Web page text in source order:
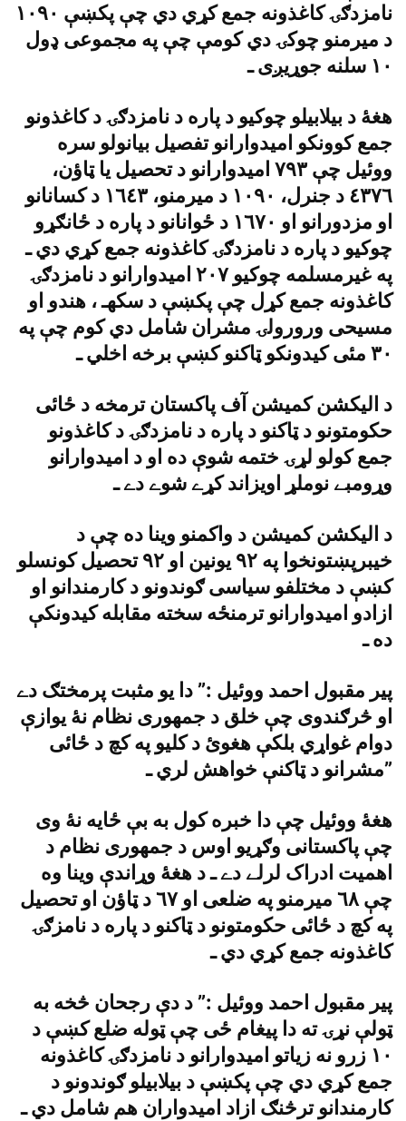
نامزدګۍ کاغذونه جمع کړي دي چې پکښې ١٠٩٠
د ميرمنو چوکۍ دي کومې چې په مجموعى ډول
١٠ سلنه جوړيږى ـ
هغۀ د بيلابيلو چوکيو د پاره د نامزدګۍ د کاغذونو
جمع کوونکو اميدوارانو تفصيل بيانولو سره
ووئيل چې ٧٩٣ اميدوارانو د تحصيل يا ټاؤن،
٤٣٧٦ د جنرل، ١٠٩٠ د ميرمنو، ١٦٤٣ د کسانانو
او مزدورانو او ١٦٧٠ د ځوانانو د پاره د ځانګړو
چوکيو د پاره د نامزدګۍ کاغذونه جمع کړي دي ـ
په غيرمسلمه چوکيو ٢٠٧ اميدوارانو د نامزدګۍ
کاغذونه جمع کړل چې پکښې د سکهـ ، هندو او
مسيحى ورورولۍ مشران شامل دي کوم چې په
٣٠ مئى کيدونکو ټاکنو کښې برخه اخلي ـ
د اليکشن کميشن آف پاکستان ترمخه د ځائى
حکومتونو د ټاکنو د پاره د نامزدګۍ د کاغذونو
جمع کولو لړۍ ختمه شوې ده او د اميدوارانو
وړومبے نوملړ اويزاند کړے شوے دے ـ
د اليکشن کميشن د واکمنو وينا ده چې د
خيبرپښتونخوا په ٩٢ يونين او ٩٢ تحصيل کونسلو
کښې د مختلفو سياسى ګوندونو د کارمندانو او
ازادو اميدوارانو ترمنځه سخته مقابله کيدونکې
ده ـ
پير مقبول احمد ووئيل :” دا يو مثبت پرمختګ دے
او څرګندوى چې خلق د جمهورى نظام نۀ يوازې
دوام غواړي بلکې هغوئ د کليو په کچ د ځائى
مشرانو د ټاکنې خواهش لري ـ”
هغۀ ووئيل چې دا خبره کول به بې ځايه نۀ وى
چې پاکستانى وګړيو اوس د جمهورى نظام د
اهميت ادراک لرلے دے ـ د هغۀ وړاندې وينا وه
چې ٦٨ ميرمنو په ضلعى او ٦٧ د ټاؤن او تحصيل
په کچ د ځائى حکومتونو د ټاکنو د پاره د نامزګۍ
کاغذونه جمع کړي دي ـ
پير مقبول احمد ووئيل :” د دې رجحان څخه به
ټولې نړۍ ته دا پيغام ځى چې ټوله ضلع کښې د
١٠ زرو نه زياتو اميدوارانو د نامزدګۍ کاغذونه
جمع کړي دي چې پکښې د بيلابيلو ګوندونو د
کارمندانو ترڅنګ ازاد اميدواران هم شامل دي ـ